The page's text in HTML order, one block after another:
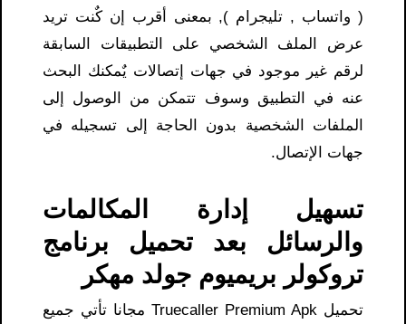
( واتساب , تليجرام ), بمعنى أقرب إن كٌنت تريد
عرض الملف الشخصي على التطبيقات السابقة
لرقم غير موجود في جهات إتصالات يٌمكنك البحث
عنه في التطبيق وسوف تتمكن من الوصول إلى
الملفات الشخصية بدون الحاجة إلى تسجيله في
جهات الإتصال.
تسهيل إدارة المكالمات
والرسائل بعد تحميل برنامج
تروكولر بريميوم جولد مهكر
تحميل Truecaller Premium Apk مجانا تأتي جميع